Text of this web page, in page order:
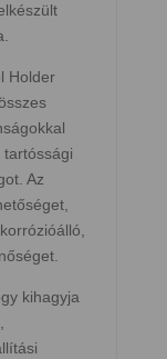
Holder
Az
kihagyja